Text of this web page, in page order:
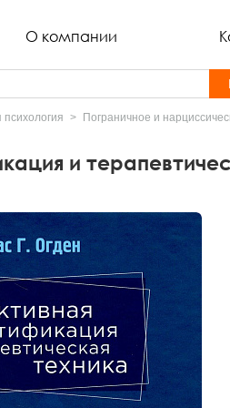
О компании
психология Пограничное и
и